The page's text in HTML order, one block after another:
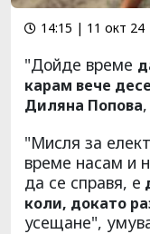
14:15 | 11 окт 24
"Дойде време
карам вече
Диляна Попова
"Мисля за
време насам и
да се справя, е
коли, докато
усещане",